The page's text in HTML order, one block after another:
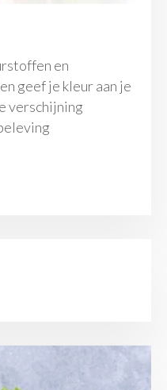
en
geef je kleur aan je
verschijning